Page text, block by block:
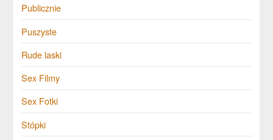
Publicznie
Puszyste
Rude laski
Sex Filmy
Sex Fotki
Stópki